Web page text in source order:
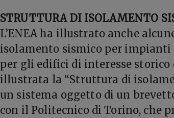
STRUTTURA DI ISOLAMENTO
L’ENEA ha illustrato anche
isolamento sismico per
per gli edifici di interesse storico
illustrata la “Struttura di
un sistema oggetto di un
con il Politecnico di Torino, che